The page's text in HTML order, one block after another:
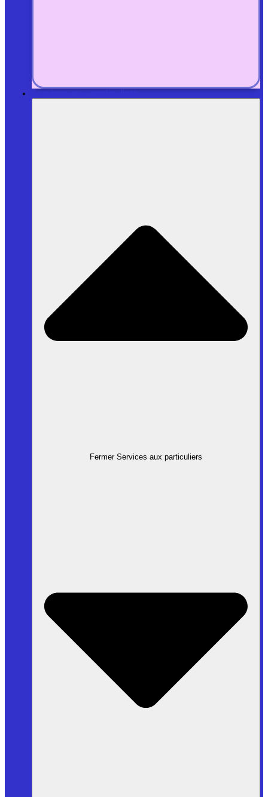
Services aux particuliers
Fermer Services aux particuliers